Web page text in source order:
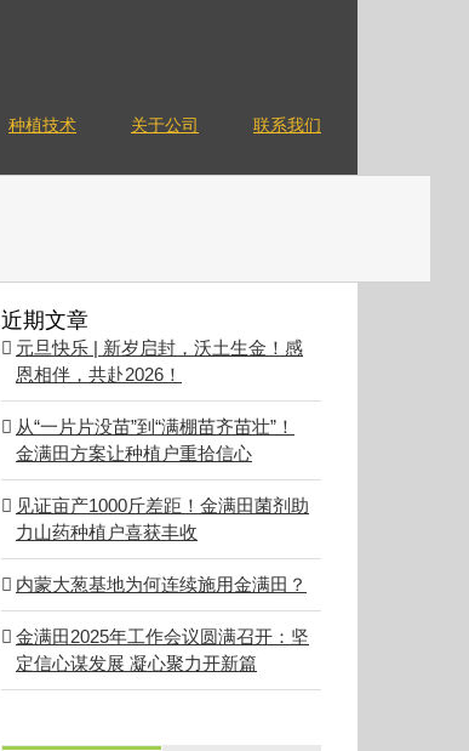
种植技术 关于公司 联系我们
近期文章
元旦快乐 | 新岁启封，沃土生金！感
恩相伴，共赴2026！
从“一片片没苗”到“满棚苗齐苗壮”！
金满田方案让种植户重拾信心
见证亩产1000斤差距！金满田菌剂助
力山药种植户喜获丰收
内蒙大葱基地为何连续施用金满田？
金满田2025年工作会议圆满召开：坚
定信心谋发展 凝心聚力开新篇